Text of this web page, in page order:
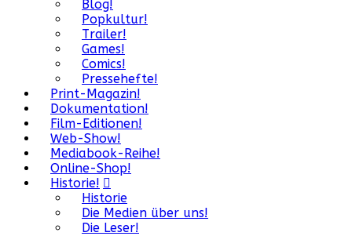
Blog!
Popkultur!
Trailer!
Games!
Comics!
Pressehefte!
Print-Magazin!
Dokumentation!
Film-Editionen!
Web-Show!
Mediabook-Reihe!
Online-Shop!
Historie!
Historie
Die Medien über uns!
Die Leser!